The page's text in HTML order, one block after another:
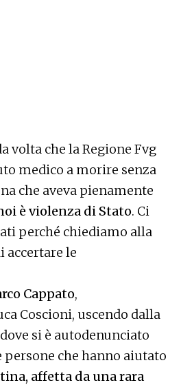
volta che la Regione Fvg
medico a morire senza
che aveva pienamente
è violenza di Stato. Ci
perché chiediamo alla
accertare le
Cappato,
Coscioni, uscendo dalla
si è autodenunciato
che hanno aiutato
affetta da una rara